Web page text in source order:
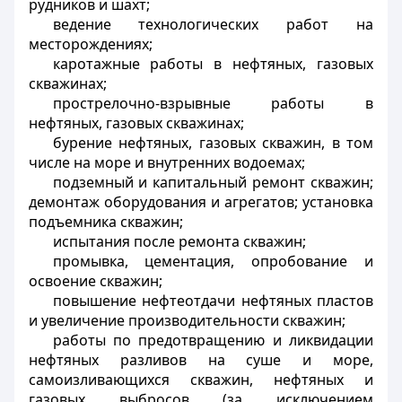
рудников и шахт;
ведение технологических работ на
месторождениях;
каротажные работы в нефтяных, газовых
скважинах;
прострелочно-взрывные работы в
нефтяных, газовых скважинах;
бурение нефтяных, газовых скважин, в том
числе на море и внутренних водоемах;
подземный и капитальный ремонт скважин;
демонтаж оборудования и агрегатов; установка
подъемника скважин;
испытания после ремонта скважин;
промывка, цементация, опробование и
освоение скважин;
повышение нефтеотдачи нефтяных пластов
и увеличение производительности скважин;
работы по предотвращению и ликвидации
нефтяных разливов на суше и море,
самоизливающихся скважин, нефтяных и